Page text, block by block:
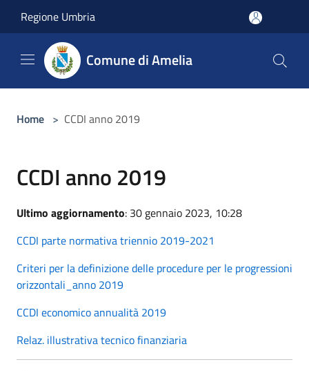
Regione Umbria
Comune di Amelia
Home > CCDI anno 2019
CCDI anno 2019
Ultimo aggiornamento: 30 gennaio 2023, 10:28
CCDI parte normativa triennio 2019-2021
Criteri per la definizione delle procedure per le progressioni
orizzontali_anno 2019
CCDI economico annualità 2019
Relaz. illustrativa tecnico finanziaria